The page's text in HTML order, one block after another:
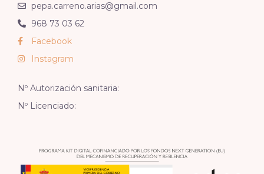
pepa.carreno.arias@gmail.com
968 73 03 62
Facebook
Instagram
Nº Autorización sanitaria:
Nº Licenciado: